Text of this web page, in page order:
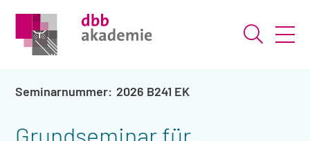
Suche
2026 B241 EK
Grundseminar für